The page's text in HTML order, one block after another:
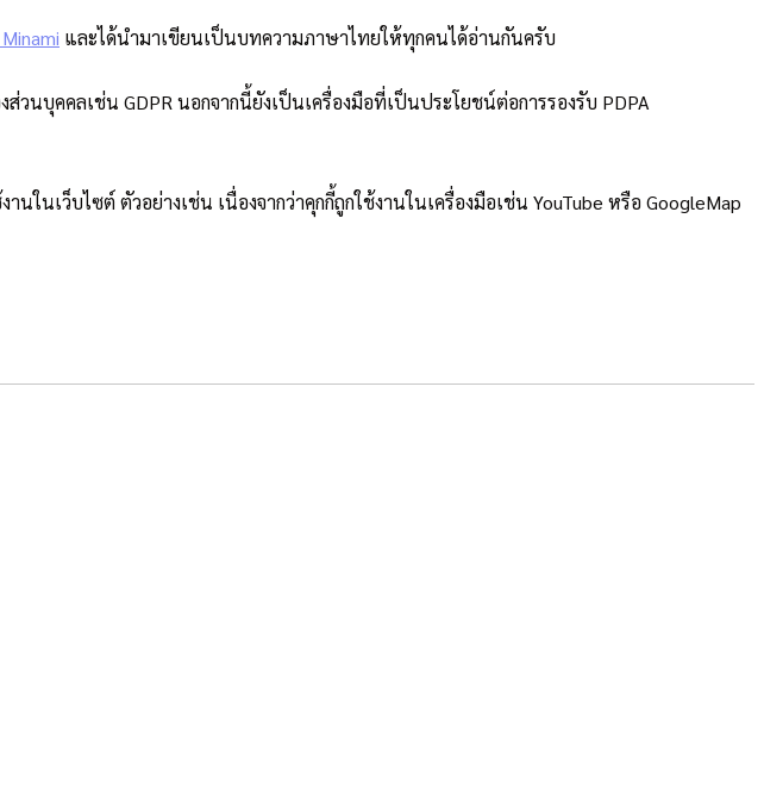
และได้นำมาเขียนเป็นบทความภาษาไทยให้ทุกคนได้อ่านกันครับ
นบุคคลเช่น GDPR นอกจากนี้ยังเป็นเครื่องมือที่เป็นประโยชน์ต่อการรองรับ PDPA
นเว็บไซต์ ตัวอย่างเช่น เนื่องจากว่าคุกกี้ถูกใช้งานในเครื่องมือเช่น YouTube หรือ GoogleMap